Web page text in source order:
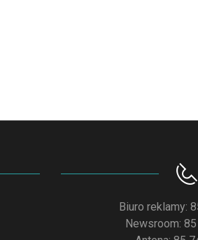
Biuro reklamy:
Newsroom: